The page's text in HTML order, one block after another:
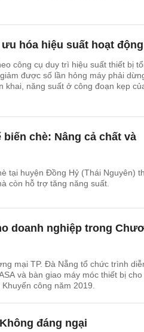
hóa hiệu suất hoạt động
công cụ duy trì hiệu suất thiết bị
được số lần hỏng máy phải
năng suất ở công đoạn kẹp
chè: Nâng cả chất và
tại huyện Đồng Hỷ (Thái Nguyên)
còn hỗ trợ tăng năng suất.
doanh nghiệp trong
mại TP. Đà Nẵng tổ chức trình
và bàn giao máy móc thiết bị cho
công năm 2019.
đáng ngại